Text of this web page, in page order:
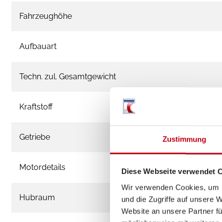
Zustimmung
Diese Webseite verwendet
Wir verwenden Cookies,
und die Zugriffe auf unsere
Website an unsere Partner
Fahrzeughöhe
Aufbauart
Techn. zul. Gesamtgewicht
Kraftstoff
Getriebe
Motordetails
Hubraum